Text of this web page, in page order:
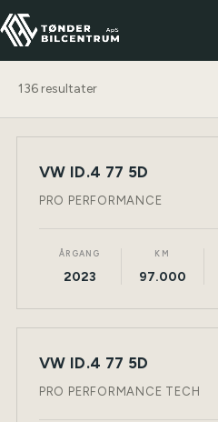
136 resultater
NY BIL
VW ID.4 77 5D
PRO PERFORMANCE
ÅRGANG
2023
KM
97.000
NY BIL
VW ID.4 77 5D
PRO PERFORMANCE TECH